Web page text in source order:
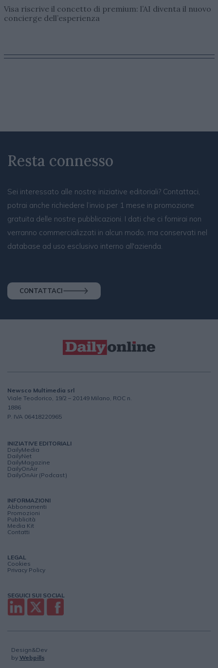
Visa riscrive il concetto di premium: l’AI diventa il nuovo
concierge dell’esperienza
Resta connesso
Sei interessato alle nostre iniziative editoriali? Contattaci,
potrai anche richiedere l’invio per 1 mese in promozione
gratuita delle nostre pubblicazioni. I dati che ci fornirai non
verranno commercializzati in alcun modo, ma conservati nel
database ad uso esclusivo interno all'azienda.
CONTATTACI
Newsco Multimedia srl
Viale Teodorico, 19/2 – 20149 Milano, ROC n.
1886
P. IVA 06418220965
INIZIATIVE EDITORIALI
DailyMedia
DailyNet
DailyMagazine
DailyOnAir
DailyOnAir (Podcast)
INFORMAZIONI
Abbonamenti
Promozioni
Pubblicità
Media Kit
Contatti
LEGAL
Cookies
Privacy Policy
SEGUICI SUI SOCIAL
Design&Dev
by Webpills